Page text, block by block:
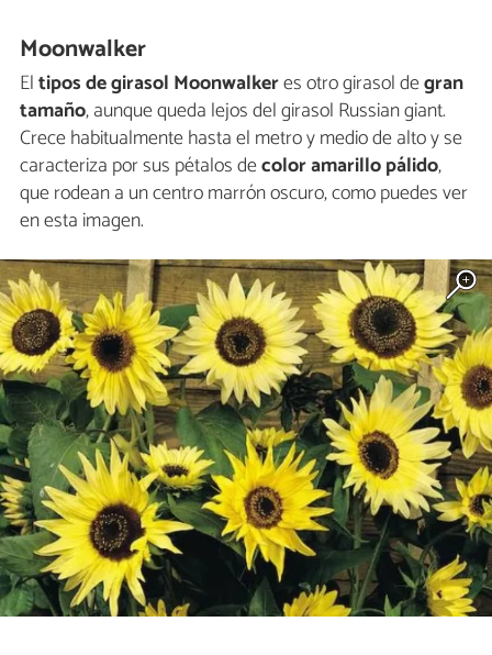
Moonwalker
Eltipos de girasol Moonwalkeres otro girasol degran
tamaño, aunque queda lejos del girasol Russian giant.
Crece habitualmente hasta el metro y medio de alto y se
caracteriza por sus pétalos decolor amarillo pálido,
que rodean a un centro marrón oscuro, como puedes ver
en esta imagen.